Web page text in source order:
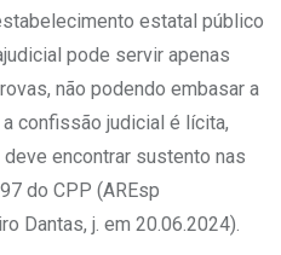
estatal público
pode servir apenas
não podendo embasar a
confissão judicial é lícita,
encontrar sustento nas
do CPP (AREsp
Dantas, j. em 20.06.2024).